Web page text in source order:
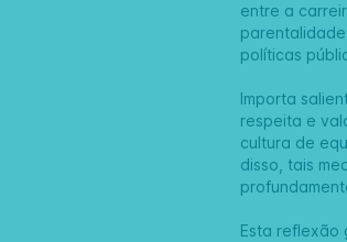
entre a
políticas
Importa
respeita e
cultura de
disso, tais
Esta reflexão